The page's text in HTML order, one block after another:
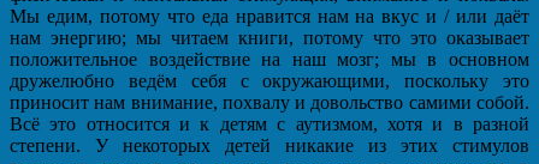
Мы едим, потому что еда нравится нам на вкус и / или даёт
нам энергию; мы читаем книги, потому что это оказывает
положительное воздействие на наш мозг; мы в основном
дружелюбно ведём себя с окружающими, поскольку это
приносит нам внимание, похвалу и довольство самими собой.
Всё это относится и к детям с аутизмом, хотя и в разной
степени. У некоторых детей никакие из этих стимулов